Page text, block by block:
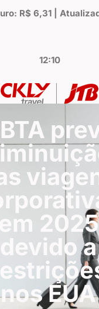
R$ 6,31 |
12:10
em 2025
devido a
nos EUA